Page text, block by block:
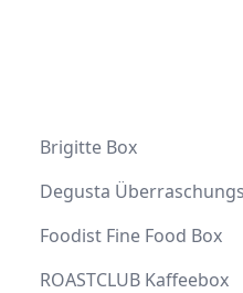
Brigitte Box
Degusta
Foodist Fine Food Box
ROASTCLUB Kaffeebox